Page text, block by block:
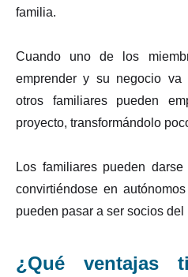
familia.
Cuando uno de los
emprender y su negocio va
otros familiares pueden
proyecto, transformándolo
Los familiares pueden
convirtiéndose en
pueden pasar a ser socios del
¿Qué ventajas